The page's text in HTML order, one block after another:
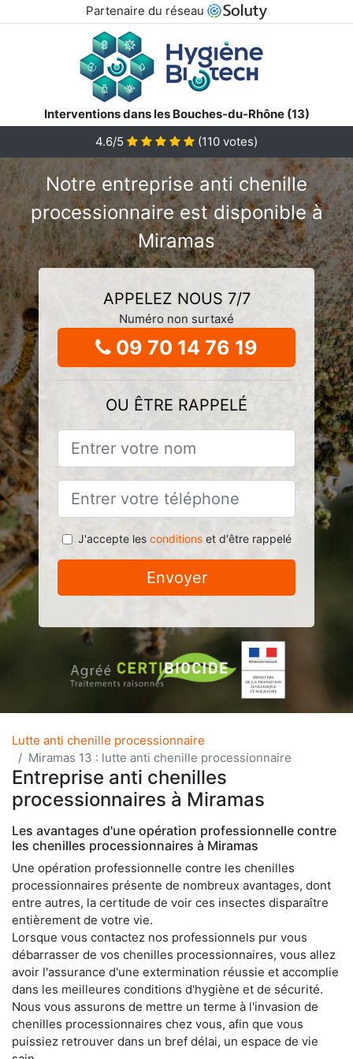
Partenaire du réseau
Interventions dans les Bouches-du-Rhône (13)
4.6/5
(110 votes)
Notre entreprise anti chenille
processionnaire est disponible à
Miramas
APPELEZ NOUS 7/7
Numéro non surtaxé
09 70 14 76 19
OU ÊTRE RAPPELÉ
J'accepte les conditionset d'être rappelé
Envoyer
Lutte anti chenille processionnaire
Miramas 13 : lutte anti chenille processionnaire
Entreprise anti chenilles
processionnaires à Miramas
Les avantages d'une opération professionnelle contre
les chenilles processionnaires à Miramas
Une opération professionnelle contre les chenilles
processionnaires présente de nombreux avantages, dont
entre autres, la certitude de voir ces insectes disparaître
entièrement de votre vie.
Lorsque vous contactez nos professionnels pur vous
débarrasser de vos chenilles processionnaires, vous allez
avoir l'assurance d'une extermination réussie et accomplie
dans les meilleures conditions d'hygiène et de sécurité.
Nous vous assurons de mettre un terme à l'invasion de
chenilles processionnaires chez vous, afin que vous
puissiez retrouver dans un bref délai, un espace de vie